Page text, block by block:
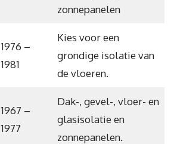
zonnepanelen
1976 –
1981
Kies voor een
grondige isolatie van
de vloeren.
1967 –
1977
Dak-, gevel-, vloer- en
glasisolatie en
zonnepanelen.